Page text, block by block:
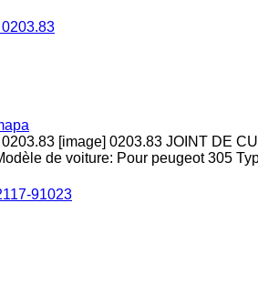
[image] 0203.83 JOINT DE
de voiture: Pour peugeot 305
91023